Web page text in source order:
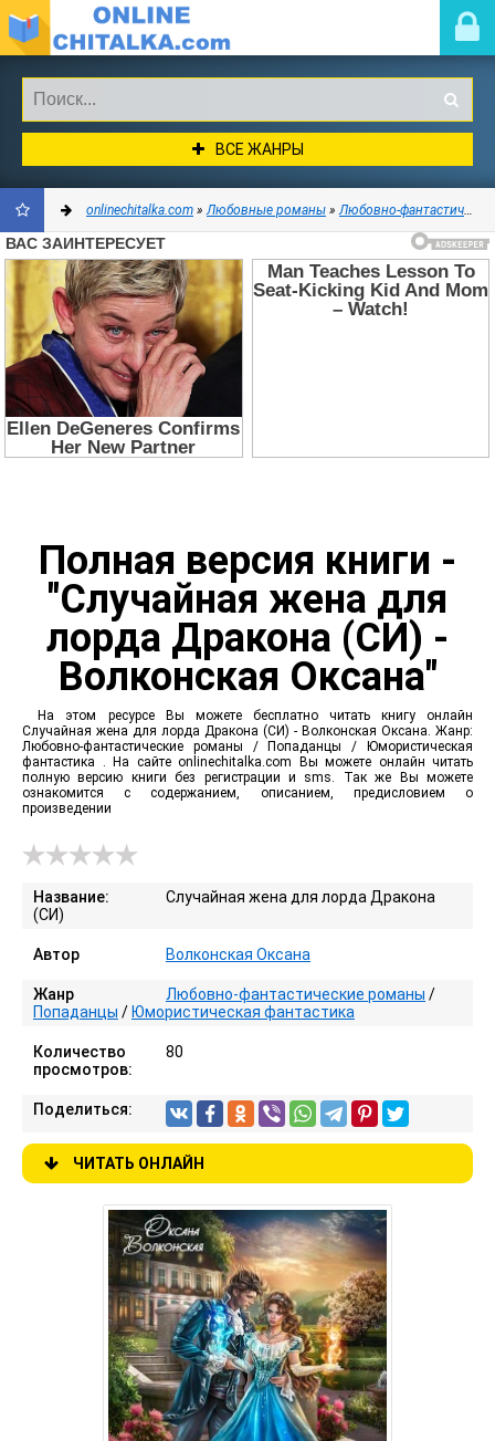
ВСЕ ЖАНРЫ
ДОБАВИТЬ
ЗАКЛАДКИ
onlinechitalka.com »Любовные романы »Любовно-фантастические романы
Полная версия книги -
"Случайная жена для
лорда Дракона (СИ) -
Волконская Оксана"
На этом ресурсе Вы можете бесплатно читать книгу онлайн
Случайная жена для лорда Дракона (СИ) - Волконская Оксана. Жанр:
Любовно-фантастические романы / Попаданцы / Юмористическая
фантастика . На сайте onlinechitalka.com Вы можете онлайн читать
полную версию книги без регистрации и sms. Так же Вы можете
ознакомится с содержанием, описанием, предисловием о
произведении
Название:
Случайная жена для лорда Дракона
(СИ)
Автор Волконская Оксана
Жанр Любовно-фантастические романы /
Попаданцы / Юмористическая фантастика
Количество
просмотров:
80
Поделиться:
ЧИТАТЬ ОНЛАЙН